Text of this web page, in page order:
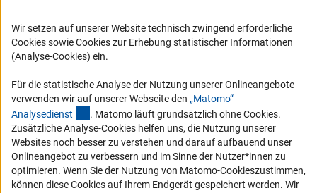
Compliance
Vergabeverfahren
Service und Informationen für Menschen mit Behinderungen
Erklärung zur Barrierefreiheit
Barriere melden
DFG-aktuell
Wir setzen auf unserer Website technisch zwingend erforderliche
Cookies sowie Cookies zur Erhebung statistischer Informationen
(Analyse-Cookies) ein.
Für die statistische Analyse der Nutzung unserer Onlineangebote
verwenden wir auf unserer Webseite den „Matomo“
Analysedienst (externer Link)
. Matomo läuft grundsätzlich ohne Cookies.
Zusätzliche Analyse-Cookies helfen uns, die Nutzung unserer
Websites noch besser zu verstehen und darauf aufbauend unser
Onlineangebot zu verbessern und im Sinne der Nutzer*innen zu
optimieren. Wenn Sie der Nutzung von Matomo-Cookieszustimmen,
können diese Cookies auf Ihrem Endgerät gespeichert werden. Wir